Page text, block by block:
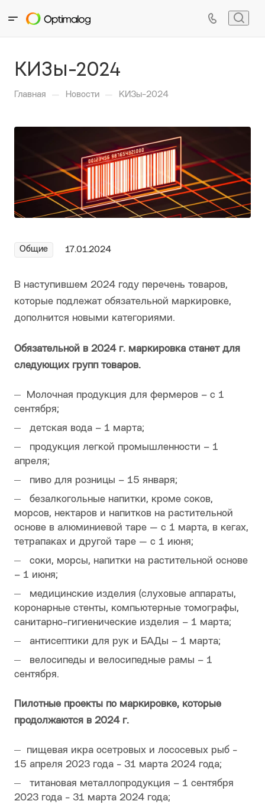
КИЗы-2024
Главная — Новости — КИЗы-2024
Общие 17.01.2024
В наступившем 2024 году перечень товаров,
которые подлежат обязательной маркировке,
дополнится новыми категориями.
Обязательной в 2024 г. маркировка станет для
следующих групп товаров.
Молочная продукция для фермеров – с 1
сентября;
детская вода – 1 марта;
продукция легкой промышленности – 1
апреля;
пиво для розницы – 15 января;
безалкогольные напитки, кроме соков,
морсов, нектаров и напитков на растительной
основе в алюминиевой таре — с 1 марта, в кегах,
тетрапаках и другой таре — с 1 июня;
соки, морсы, напитки на растительной основе
– 1 июня;
медицинские изделия (слуховые аппараты,
коронарные стенты, компьютерные томографы,
санитарно-гигиенические изделия – 1 марта;
антисептики для рук и БАДы – 1 марта;
велосипеды и велосипедные рамы – 1
сентября.
Пилотные проекты по маркировке, которые
продолжаются в 2024 г.
пищевая икра осетровых и лососевых рыб -
15 апреля 2023 года - 31 марта 2024 года;
титановая металлопродукция – 1 сентября
2023 года - 31 марта 2024 года;